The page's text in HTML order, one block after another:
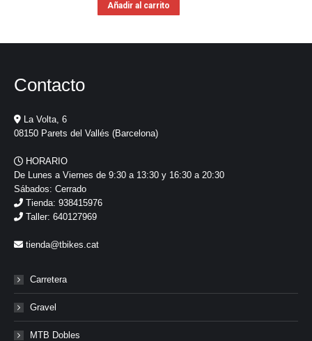
Añadir al carrito
Contacto
La Volta, 6
08150 Parets del Vallés (Barcelona)
HORARIO
De Lunes a Viernes de 9:30 a 13:30 y 16:30 a 20:30
Sábados: Cerrado
Tienda: 938415976
Taller: 640127969
tienda@tbikes.cat
Carretera
Gravel
MTB Dobles